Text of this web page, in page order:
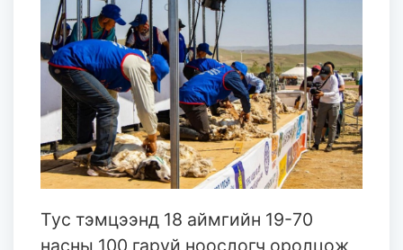
Тус тэмцээнд 18 аймгийн 19-70